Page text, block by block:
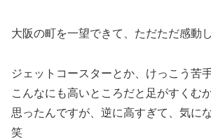
大阪の町を一望できて、ただただ感動
ジェットコースターとか、けっこう苦
こんなにも高いところだと足がすくむ
思ったんですが、逆に高すぎて、気に
笑